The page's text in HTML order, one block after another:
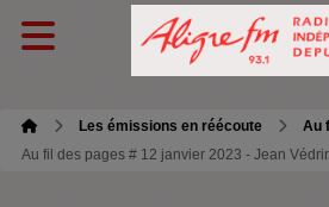
Les émissions en réécoute
Au
Au fil des pages # 12 janvier 2023 - Jean